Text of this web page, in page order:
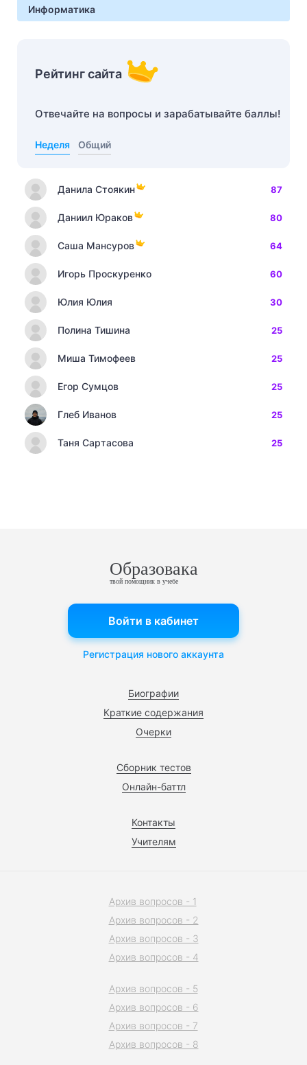
Информатика
Рейтинг сайта
Отвечайте на вопросы и зарабатывайте баллы!
Неделя Общий
Данила Стоякин 87
Даниил Юраков 80
Саша Мансуров 64
Игорь Проскуренко 60
Юлия Юлия 30
Полина Тишина 25
Миша Тимофеев 25
Егор Сумцов 25
Глеб Иванов 25
Таня Сартасова 25
Образовака
твой помощник в учебе
Биографии
Краткие содержания
Очерки
Сборник тестов
Онлайн-баттл
Контакты
Учителям
Войти в кабинет
Регистрация нового аккаунта
Архив вопросов - 1
Архив вопросов - 2
Архив вопросов - 3
Архив вопросов - 4
Архив вопросов - 5
Архив вопросов - 6
Архив вопросов - 7
Архив вопросов - 8